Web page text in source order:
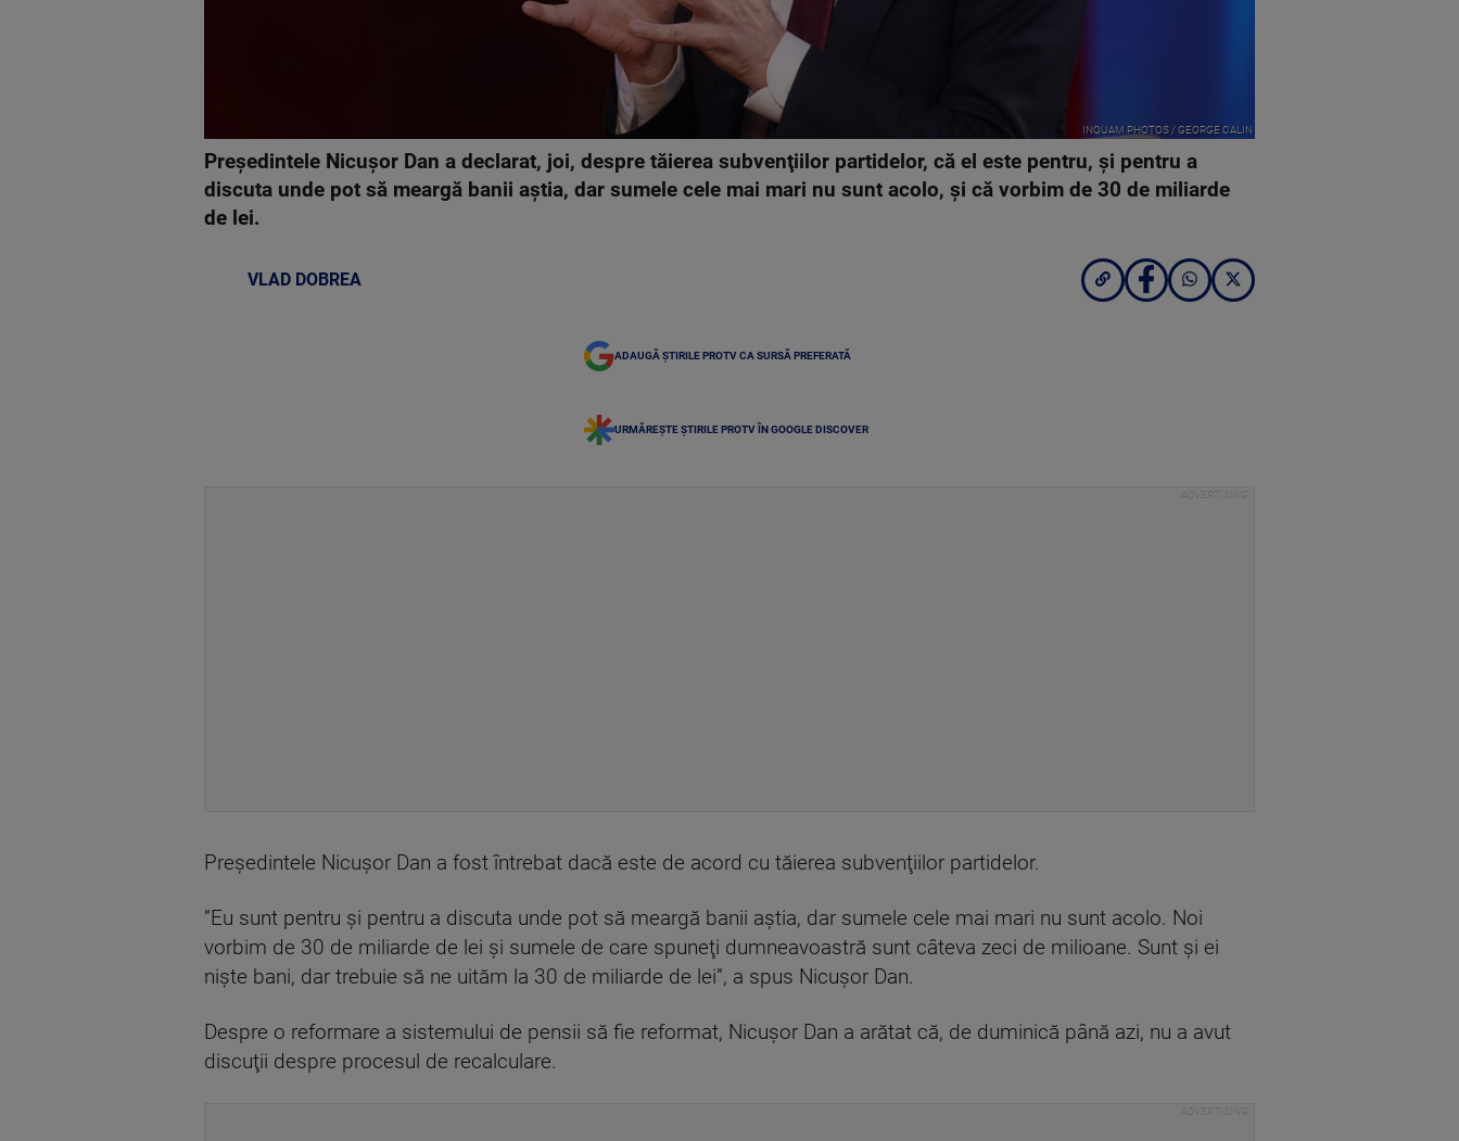
INQUAM PHOTOS / GEORGE CALIN
Preşedintele Nicuşor Dan a declarat, joi, despre tăierea subvenţiilor partidelor, că el este pentru, şi pentru a
discuta unde pot să meargă banii aştia, dar sumele cele mai mari nu sunt acolo, şi că vorbim de 30 de miliarde
de lei.
VLAD DOBREA
ADAUGĂ ȘTIRILE PROTV CA SURSĂ PREFERATĂ
URMĂREȘTE ȘTIRILE PROTV ÎN GOOGLE DISCOVER
Preşedintele Nicuşor Dan a fost întrebat dacă este de acord cu tăierea subvenţiilor partidelor.
”Eu sunt pentru şi pentru a discuta unde pot să meargă banii aştia, dar sumele cele mai mari nu sunt acolo. Noi
vorbim de 30 de miliarde de lei şi sumele de care spuneţi dumneavoastră sunt câteva zeci de milioane. Sunt şi ei
nişte bani, dar trebuie să ne uităm la 30 de miliarde de lei”, a spus Nicuşor Dan.
Despre o reformare a sistemului de pensii să fie reformat, Nicuşor Dan a arătat că, de duminică până azi, nu a avut
discuţii despre procesul de recalculare.